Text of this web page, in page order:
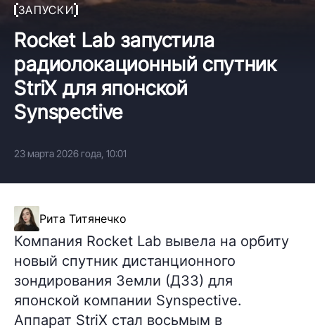
ЗАПУСКИ
Rocket Lab запустила
радиолокационный спутник
StriX для японской
Synspective
23 марта 2026 года, 10:01
Рита Титянечко
Компания Rocket Lab вывела на орбиту
новый спутник дистанционного
зондирования Земли (ДЗЗ) для
японской компании Synspective.
Аппарат StriX стал восьмым в